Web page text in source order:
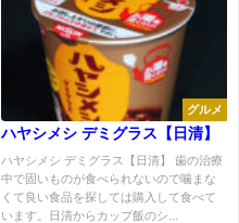
グルメ
ハヤシメシ デミグラス【日清】
ハヤシメシ デミグラス【日清】 歯の治療
中で固いものが食べられないので噛まな
くて良い食品を探しては購入して食べて
います。日清からカップ飯のシ...